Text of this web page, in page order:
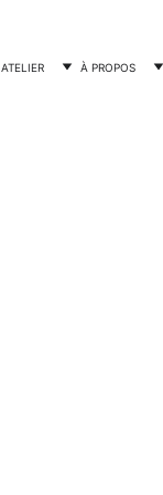
ATELIER À PROPOS